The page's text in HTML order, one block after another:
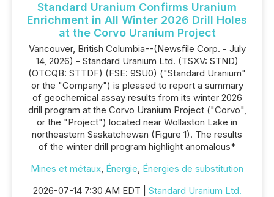
Standard Uranium Confirms Uranium
Enrichment in All Winter 2026 Drill Holes
at the Corvo Uranium Project
Vancouver, British Columbia--(Newsfile Corp. - July
14, 2026) - Standard Uranium Ltd. (TSXV: STND)
(OTCQB: STTDF) (FSE: 9SU0) ("Standard Uranium"
or the "Company") is pleased to report a summary
of geochemical assay results from its winter 2026
drill program at the Corvo Uranium Project ("Corvo",
or the "Project") located near Wollaston Lake in
northeastern Saskatchewan (Figure 1). The results
of the winter drill program highlight anomalous*
Mines et métaux, Énergie, Énergies de substitution
2026-07-14 7:30 AM EDT | Standard Uranium Ltd.